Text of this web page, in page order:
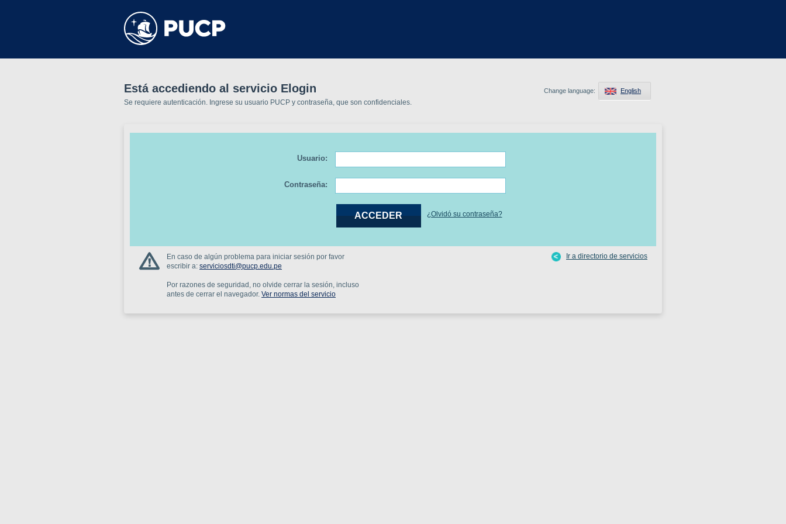
Está accediendo al servicio Elogin
Se requiere autenticación. Ingrese su usuario PUCP y contraseña, que son confidenciales.
Change language: English
Usuario:
Contraseña:
¿Olvidó su contraseña?
En caso de algún problema para iniciar sesión por favor
escribir a: serviciosdti@pucp.edu.pe
Por razones de seguridad, no olvide cerrar la sesión, incluso
antes de cerrar el navegador. Ver normas del servicio
Ir a directorio de servicios